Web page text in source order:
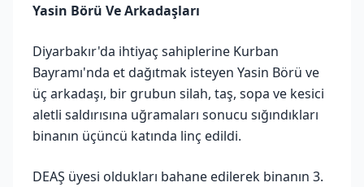
Yasin Börü Ve Arkadaşları
Diyarbakır'da ihtiyaç sahiplerine Kurban
Bayramı'nda et dağıtmak isteyen Yasin Börü ve
üç arkadaşı, bir grubun silah, taş, sopa ve kesici
aletli saldırısına uğramaları sonucu sığındıkları
binanın üçüncü katında linç edildi.
DEAŞ üyesi oldukları bahane edilerek binanın 3.